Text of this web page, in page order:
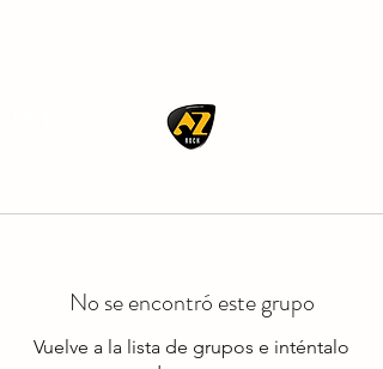
No se encontró este grupo
Vuelve a la lista de grupos e inténtalo